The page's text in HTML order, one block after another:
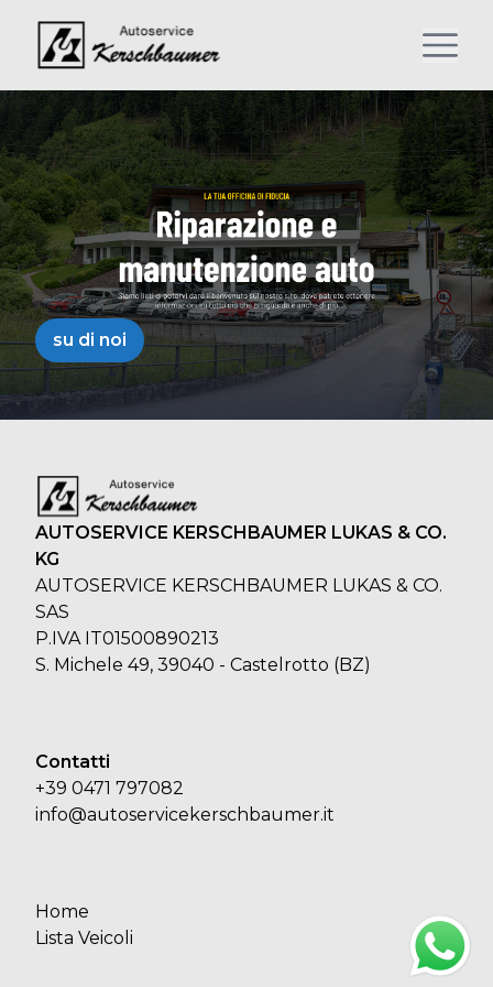
su di noi
AUTOSERVICE KERSCHBAUMER LUKAS & CO.
KG
AUTOSERVICE KERSCHBAUMER LUKAS & CO.
SAS
P.IVA IT01500890213
S. Michele 49, 39040 - Castelrotto (BZ)
Contatti
+39 0471 797082
info@autoservicekerschbaumer.it
Home
Lista Veicoli